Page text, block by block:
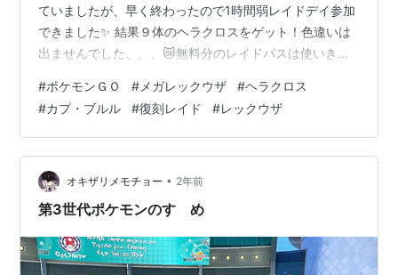
ていましたが、早く終わったので1時間弱レイドデイ参加
できました✨ 結果９体のヘラクロスをゲット！色違いは
出ませんでした、、、😿無料分のレイドパスは使いきれ
す👍👍 たくさんのトレーナーの方が集まっておりました
ので、討伐は楽ちんでした✌️そしてメガエナジーも2000
以上ゲットできました。自分はメガシンカできるポケモ
ンは２～3体くらいメガシンカできるようにスタンバイし
ています。今回のヘラクロスはあまり良き高個体ではあ
りませんでしたが、なるべく攻撃…
#ポケモンＧＯ # メガレックウザ #ヘラクロス
#カプ・ブルル #復刻レイド #レックウザ
オキザリメモチョー • 2年前
第3世代ポケモンのすゝめ